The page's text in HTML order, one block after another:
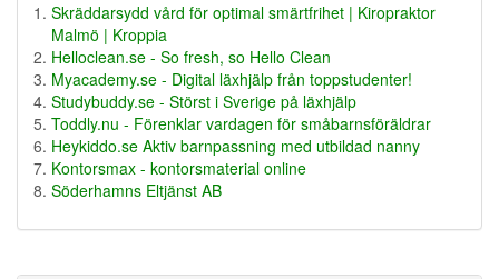
Skräddarsydd vård för optimal smärtfrihet | Kiropraktor
Malmö | Kroppia
Helloclean.se - So fresh, so Hello Clean
Myacademy.se - Digital läxhjälp från toppstudenter!
Studybuddy.se - Störst i Sverige på läxhjälp
Toddly.nu - Förenklar vardagen för småbarnsföräldrar
Heykiddo.se Aktiv barnpassning med utbildad nanny
Kontorsmax - kontorsmaterial online
Söderhamns Eltjänst AB